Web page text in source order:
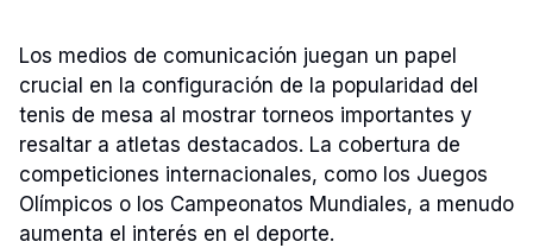
Los medios de comunicación juegan un papel
crucial en la configuración de la popularidad del
tenis de mesa al mostrar torneos importantes y
resaltar a atletas destacados. La cobertura de
competiciones internacionales, como los Juegos
Olímpicos o los Campeonatos Mundiales, a menudo
aumenta el interés en el deporte.